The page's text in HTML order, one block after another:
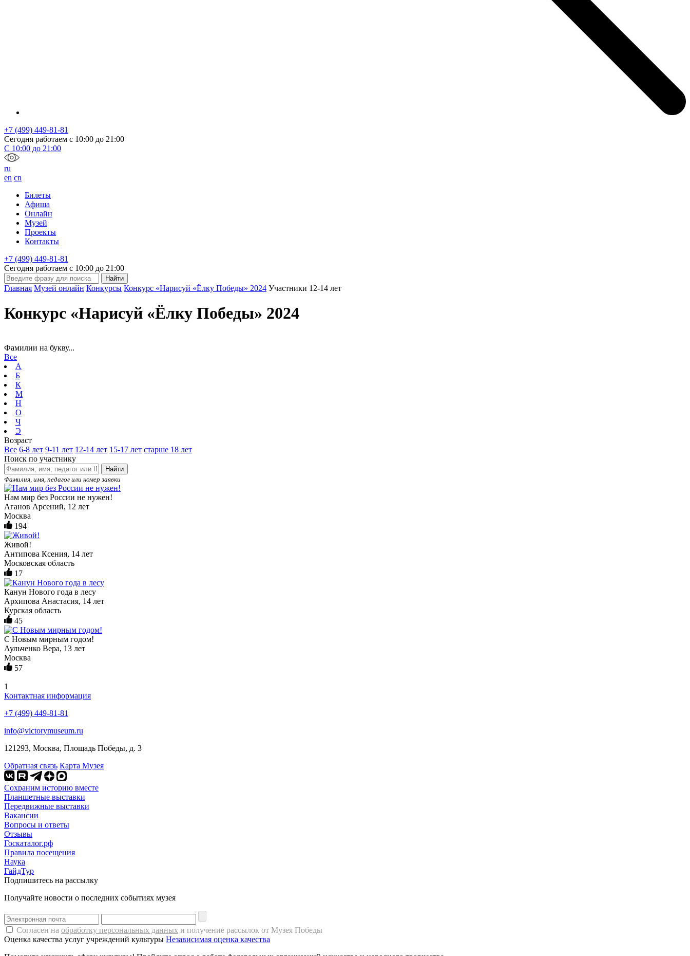
+7 (499) 449-81-81
Сегодня работаем с 10:00 до 21:00
С 10:00 до 21:00
ru
en cn
Билеты
Афиша
Онлайн
Музей
Проекты
Контакты
+7 (499) 449-81-81
Сегодня работаем с 10:00 до 21:00
Главная Музей онлайн Конкурсы Конкурс «Нарисуй «Ёлку Победы» 2024 Участники 12-14 лет
Конкурс «Нарисуй «Ёлку Победы» 2024
Фамилии на букву...
Все
А
Б
К
М
Н
О
Ч
Э
Возраст
Все 6-8 лет 9-11 лет 12-14 лет 15-17 лет старше 18 лет
Поиск по участнику
Найти
Фамилия, имя, педагог или номер заявки
Нам мир без России не нужен!
Аганов Арсений, 12 лет
Москва
194
Живой!
Антипова Ксения, 14 лет
Московская область
17
Канун Нового года в лесу
Архипова Анастасия, 14 лет
Курская область
45
С Новым мирным годом!
Аульченко Вера, 13 лет
Москва
57
1
Контактная информация
+7 (499) 449-81-81
info@victorymuseum.ru
121293, Москва, Площадь Победы, д. 3
Обратная связь Карта Музея
Сохраним историю вместе
Планшетные выставки
Передвижные выставки
Вакансии
Вопросы и ответы
Отзывы
Госкаталог.рф
Правила посещения
Наука
ГайдТур
Подпишитесь на рассылку
Получайте новости о последних событиях музея
Согласен на обработку персональных данных и получение рассылок от Музея Победы
Оценка качества услуг учреждений культуры Независимая оценка качества